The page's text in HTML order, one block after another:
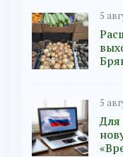
5
5
Для